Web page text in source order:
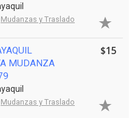
Mudanzas y Traslado
MUDANZA
Mudanzas y Traslado
$15